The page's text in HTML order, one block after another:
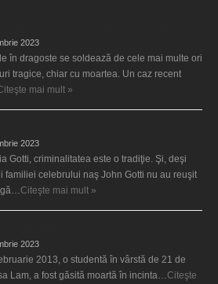
2023
în dragoste se soldează de cele mai multe ori
tragice, chiar cu moartea. Un caz recent
mai mult »
2023
Gotti, criminalitatea este o tradiţie. Şi, deşi
familiei celebrului naş John Gotti nu au reuşit
Citeşte mai mult »
2023
2013, o studentă în vârstă de 21 de
Lam, a fost găsită moartă în incinta…Citeşte